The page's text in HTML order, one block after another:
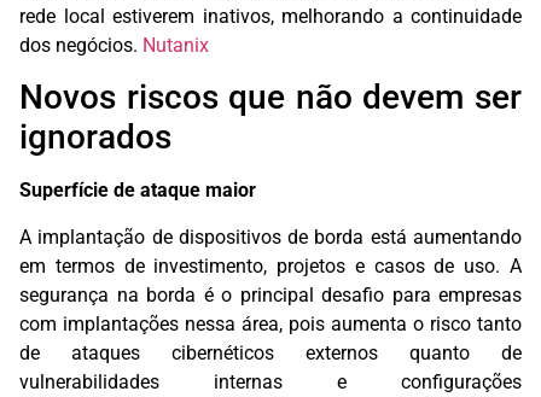
rede local estiverem inativos, melhorando a continuidade
dos negócios. Nutanix
Novos riscos que não devem ser
ignorados
Superfície de ataque maior
A implantação de dispositivos de borda está aumentando
em termos de investimento, projetos e casos de uso. A
segurança na borda é o principal desafio para empresas
com implantações nessa área, pois aumenta o risco tanto
de ataques cibernéticos externos quanto de
vulnerabilidades internas e configurações